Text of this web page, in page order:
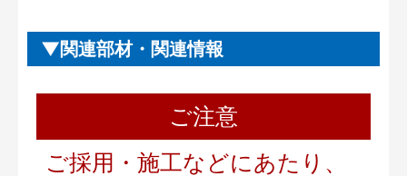
関連部材・関連情報
ご注意
ご採用・施工などにあたり、